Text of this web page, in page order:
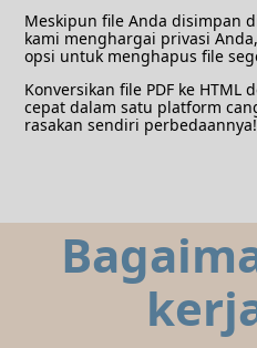
Meskipun file Anda disimpan
kami menghargai privasi
opsi untuk menghapus file
Konversikan file PDF ke
cepat dalam satu platform
rasakan sendiri perbedaannya!